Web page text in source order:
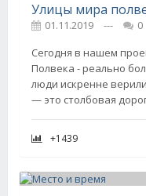
Улицы мира
01.11.2019 ---
0
Сегодня в нашем
Полвека - реально
люди искренне
— это столбовая
+1439